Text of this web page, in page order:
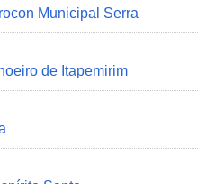
Municipal Serra
de Itapemirim